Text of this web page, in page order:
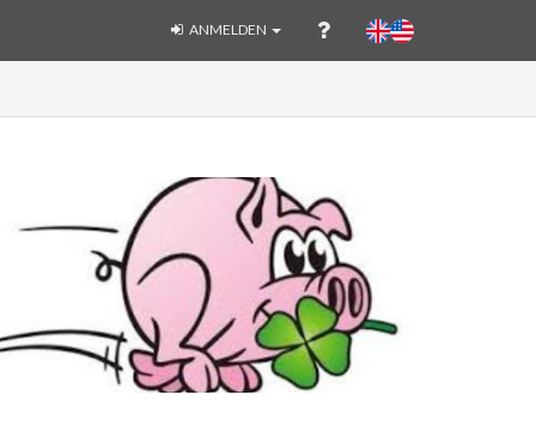
ANMELDEN